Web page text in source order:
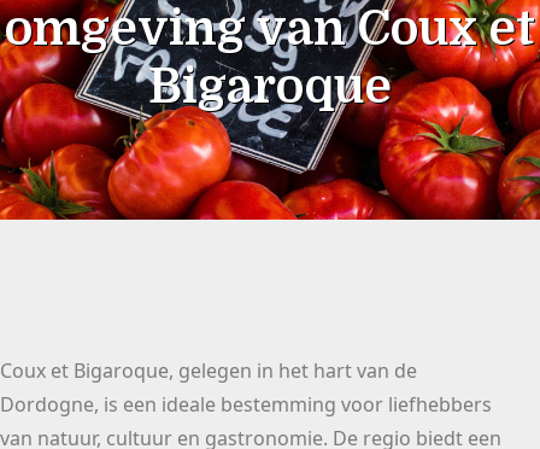
omgeving van Coux et
Bigaroque
Coux et Bigaroque, gelegen in het hart van de
Dordogne, is een ideale bestemming voor liefhebbers
van natuur, cultuur en gastronomie. De regio biedt een